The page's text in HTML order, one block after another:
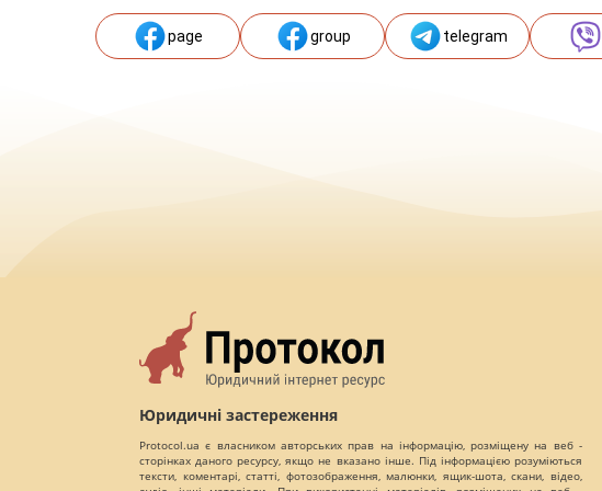
page group telegram
Юридичні застереження
Protocol.ua є власником авторських прав на інформацію, розміщену на веб -
сторінках даного ресурсу, якщо не вказано інше. Під інформацією розуміються
тексти, коментарі, статті, фотозображення, малюнки, ящик-шота, скани, відео,